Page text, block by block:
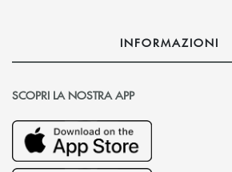
INFORMAZIONI
SCOPRI LA NOSTRA APP